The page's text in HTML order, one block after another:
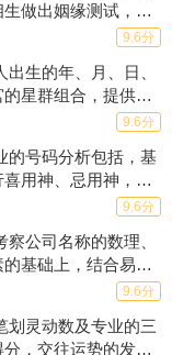
？
木模式去推理一下
做出姻缘测试，合
整的合婚结果。9.6分
生的年、月、日、
星群组合，提供
，分析一生流年大
9.6分
的号码分析包括，基
用神、忌用神，并
意义。
9.6分
公司名称的数理、
基础上，结合易经
行全方位的评分。
9.6分
划灵动数及专业的三
，交往运势的发